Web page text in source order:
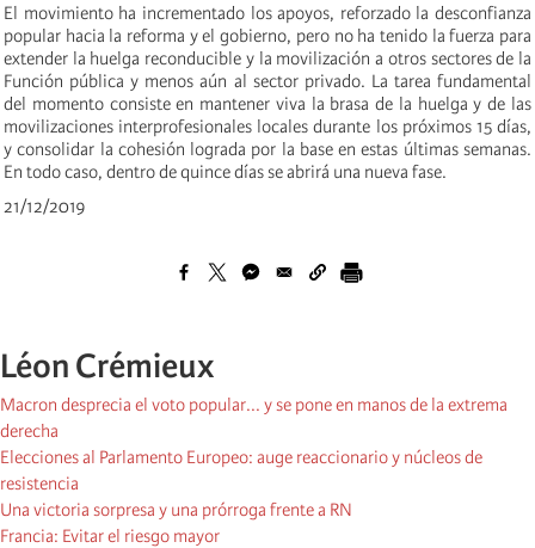
El movimiento ha incrementado los apoyos, reforzado la desconfianza
popular hacia la reforma y el gobierno, pero no ha tenido la fuerza para
extender la huelga reconducible y la movilización a otros sectores de la
Función pública y menos aún al sector privado. La tarea fundamental
del momento consiste en mantener viva la brasa de la huelga y de las
movilizaciones interprofesionales locales durante los próximos 15 días,
y consolidar la cohesión lograda por la base en estas últimas semanas.
En todo caso, dentro de quince días se abrirá una nueva fase.
21/12/2019
Léon Crémieux
Macron desprecia el voto popular... y se pone en manos de la extrema
derecha
Elecciones al Parlamento Europeo: auge reaccionario y núcleos de
resistencia
Una victoria sorpresa y una prórroga frente a RN
Francia: Evitar el riesgo mayor